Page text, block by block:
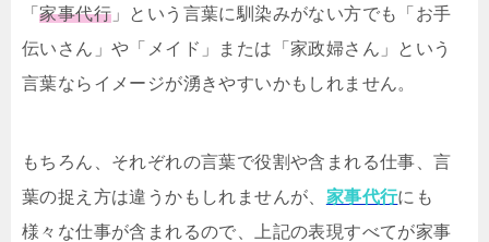
「家事代行 」という言葉に馴染みがない方でも「お手
伝いさん」や「メイド」または「家政婦さん」という
言葉ならイメージが湧きやすいかもしれません。
もちろん、それぞれの言葉で役割や含まれる仕事、言
葉の捉え方は違うかもしれませんが、 家事代行にも
様々な仕事が含まれるので、上記の表現すべてが家事